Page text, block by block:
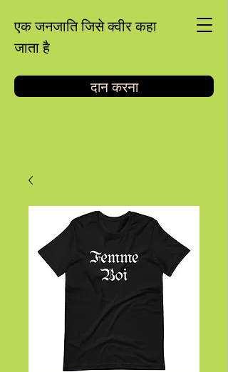
एक जनजाति जिसे क्वीर कहा
जाता है
दान करना